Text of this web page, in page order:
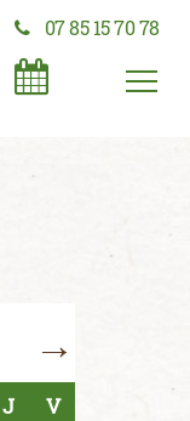
07 85 15 70 78
→
J
V